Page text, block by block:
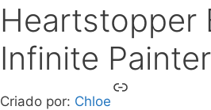
Heartstopper
Infinite
Criado por: Chloe
Link